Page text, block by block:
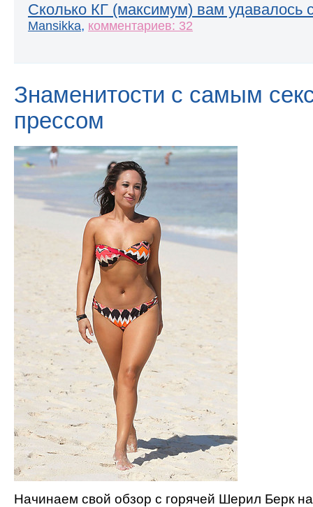
Сколько КГ (максимум) вам удавалось
Mansikka, комментариев: 32
Знаменитости с самым
прессом
Начинаем свой обзор с горячей Шерил Берк